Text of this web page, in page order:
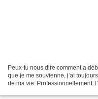
Peux-tu nous dire comment a
que je me souvienne, j’ai
de ma vie. Professionnellement,